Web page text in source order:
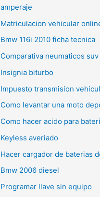
amperaje
Matriculacion vehicular
Bmw 116i 2010 ficha tecnica
Comparativa neumaticos suv
Insignia biturbo
Impuesto transmision
Como levantar una moto
Como hacer acido para
Keyless averiado
Hacer cargador de baterias
Bmw 2006 diesel
Programar llave sin equipo